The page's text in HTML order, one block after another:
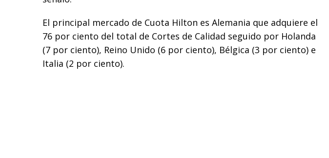
El principal mercado de Cuota Hilton es Alemania que adquiere el
76 por ciento del total de Cortes de Calidad seguido por Holanda
(7 por ciento), Reino Unido (6 por ciento), Bélgica (3 por ciento) e
Italia (2 por ciento).